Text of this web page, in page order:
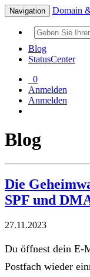
Navigation Domain
Blog
StatusCenter
0
Anmelden
Anmelden
Blog
Die
SPF und
27.11.2023
Du öffnest dein E-
Postfach wieder